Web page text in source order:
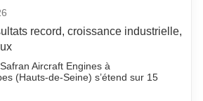
record, croissance industrielle,
Aircraft Engines à
(Hauts-de-Seine) s’étend sur 15